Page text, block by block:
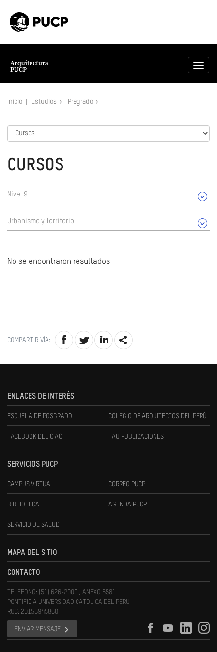
Inicio Estudios Pregrado
CURSOS
Nivel 9
Urbanismo y Territorio
No se encontraron resultados
COMPARTIR VÍA:
ENLACES DE INTERÉS
ESCUELA DE POSGRADO COLEGIO DE ARQUITECTOS DEL PERÚ
FACEBOOK DEL CIAC FAU PUBLICACIONES
SERVICIOS PUCP
CAMPUS VIRTUAL CORREO PUCP
BIBLIOTECA AGENDA PUCP
SERVICIO DE SALUD
MAPA DEL SITIO
CONTACTO
TELÉFONO: (51) 626-2000 , ANEXO 5581
PONTIFICIA UNIVERSIDAD CATOLICA DEL PERU
RUC: 20155945860
ENVIAR MENSAJE